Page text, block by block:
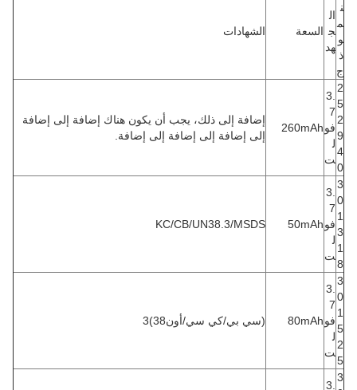
ن
م
و
ذ
ج
ال
ج
هد
السعة الشهادات
2
5
2
9
4
0
3.
7
فو
ل
ت
260mAh
إضافة إلى ذلك، يجب أن يكون هناك إضافة إلى إضافة
إلى إضافة إلى إضافة إلى إضافة.
3
0
1
3
1
8
3.
7
فو
ل
ت
50mAh
KC/CB/UN38.3/MSDS
3
0
1
5
2
5
3.
7
فو
ل
ت
80mAh (سي بي/كي سي/أون38)3
3
3.